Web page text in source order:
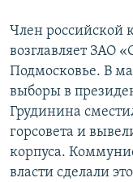
Член российской
возглавляет ЗАО
Подмосковье. В
выборы в
Грудинина
горсовета и
корпуса.
власти сделали